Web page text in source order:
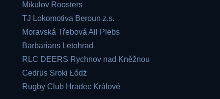
Mikulov Roosters
TJ Lokomotiva Beroun z.s.
Moravská Třebová All Plebs
Barbarians Letohrad
RLC DEERS Rychnov nad Kněžnou
Cedrus Sroki Łódż
Rugby Club Hradec Králové